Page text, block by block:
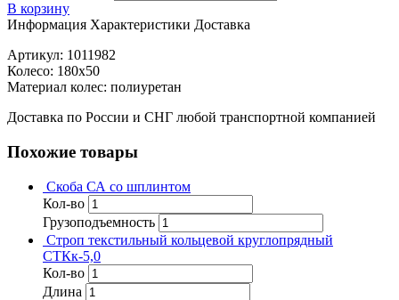
В корзину
Информация Характеристики Доставка
Артикул: 1011982
Колесо: 180х50
Материал колес: полиуретан
Доставка по России и СНГ любой транспортной компанией
Похожие товары
Скоба СА со шплинтом
Кол-во
Грузоподъемность
Строп текстильный кольцевой круглопрядный
СТКк-5,0
Кол-во
Длина